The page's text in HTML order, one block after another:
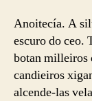
Anoitecía. A
escuro do ceo.
botan milleiros
candieiros
alcende-las